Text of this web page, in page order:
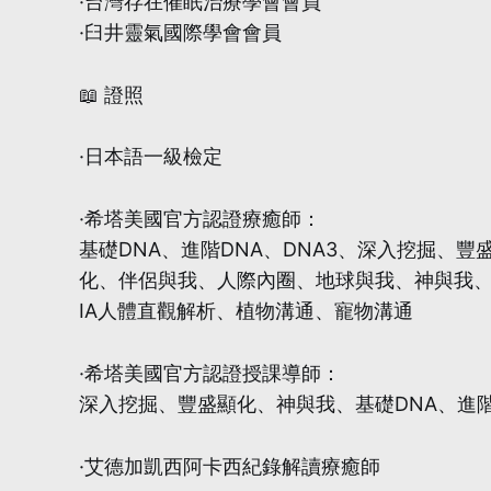
·臼井靈氣國際學會會員
📖 證照
·日本語一級檢定
·希塔美國官方認證療癒師：
基礎DNA、進階DNA、DNA3、深入挖掘、豐
化、伴侶與我、人際內圈、地球與我、神與我、
IA人體直觀解析、植物溝通、寵物溝通
·希塔美國官方認證授課導師：
深入挖掘、豐盛顯化、神與我、基礎DNA、進
·艾德加凱西阿卡西紀錄解讀療癒師